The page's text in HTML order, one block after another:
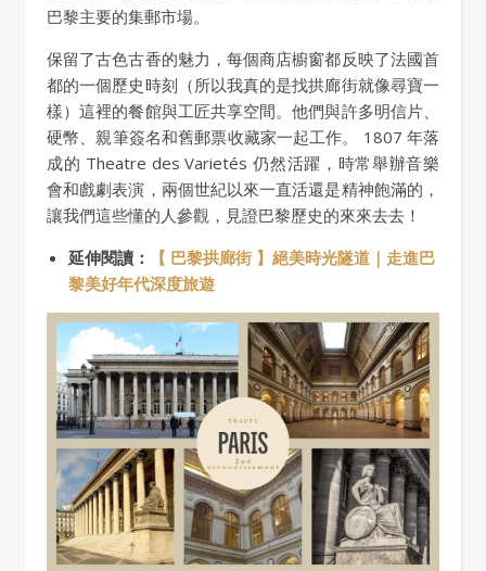
巴黎主要的集郵市場。
保留了古色古​​香的魅力，每個商店櫥窗都反映了法國首
都的一個歷史時刻（所以我真的是找拱廊街就像尋寶一
樣）這裡的餐館與工匠共享空間。他們與許多明信片、
硬幣、親筆簽名和舊郵票收藏家一起工作。 1807 年落
成的 Theatre des Varietés 仍然活躍，時常舉辦音樂
會和戲劇表演，兩個世紀以來一直活還是精神飽滿的，
讓我們這些懂的人參觀，見證巴黎歷史的來來去去！
延伸閱讀：
【 巴黎拱廊街 】絕美時光隧道｜走進巴
黎美好年代深度旅遊